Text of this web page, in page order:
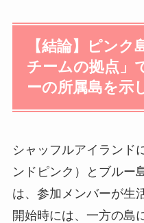
【結論】ピンク
チームの拠点」
ーの所属島を示
シャッフルアイランド
ンドピンク）とブルー
は、参加メンバーが生
開始時には、一方の島